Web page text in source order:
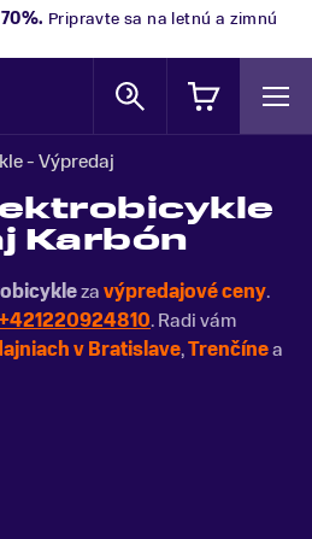
. Pripravte sa na letnú a zimnú
- Výpredaj
Karbón
zavýpredajové ceny.
. Radi vám
v Bratislave,Trenčínea